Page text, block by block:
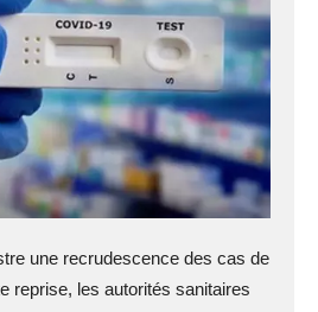
une recrudescence des cas de
reprise, les autorités sanitaires